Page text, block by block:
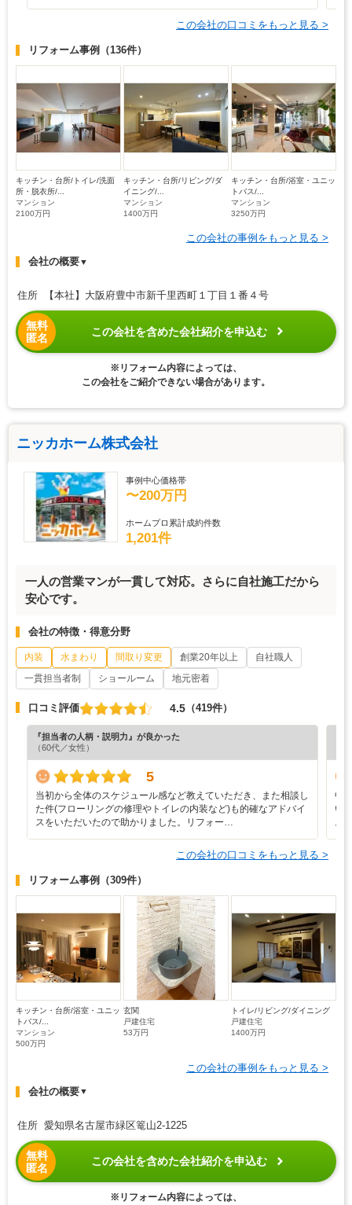
この会社の口コミをもっと見る >
リフォーム事例 （136件）
キッチン・台所/トイレ/洗面
所・脱衣所/...
マンション
2100万円
キッチン・台所/リビング/ダ
イニング/...
マンション
1400万円
キッチン・台所/浴室・ユニッ
トバス/...
マンション
3250万円
この会社の事例をもっと見る >
会社の概要▼
住所 【本社】大阪府豊中市新千里西町１丁目１番４号
無料
匿名
この会社を含めた会社紹介を申込む
※リフォーム内容によっては、
この会社をご紹介できない場合があります。
ニッカホーム株式会社
事例中心価格帯
〜200万円
ホームプロ累計成約件数
1,201件
一人の営業マンが一貫して対応。さらに自社施工だから
安心です。
会社の特徴・得意分野
内装 水まわり 間取り変更 創業20年以上
自社職人
一貫担当者制
ショールーム 地元密着
口コミ評価 4.5 （419件）
『担当者の人柄・説明力』が良かった
（60代／女性）
5
当初から全体のスケジュール感など教えていただき、また相談し
た件(フローリングの修理やトイレの内装など)も的確なアドバイ
スをいただいたので助かりました。リフォー…
中
い
この会社の口コミをもっと見る >
リフォーム事例 （309件）
キッチン・台所/浴室・ユニッ
トバス/...
マンション
500万円
玄関
戸建住宅
53万円
トイレ/リビング/ダイニング
戸建住宅
1400万円
この会社の事例をもっと見る >
会社の概要▼
住所 愛知県名古屋市緑区篭山2-1225
無料
匿名
この会社を含めた会社紹介を申込む
※リフォーム内容によっては、